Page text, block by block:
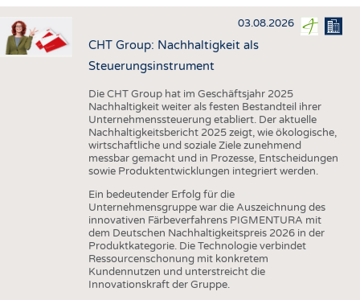
HAUS- UND HEIMTEXTILIEN
BEKLEIDUNG
AUSSCHREIBUNGEN
DTV AUSSCHREIBUNGSDIENST
STATISTICS
ADRESSEN & LINKS
PUBLIKATIONEN
BRANCHENTERMINE
03.08.2026
CHT Group: Nachhaltigkeit als
Steuerungsinstrument
Die CHT Group hat im Geschäftsjahr 2025
Nachhaltigkeit weiter als festen Bestandteil ihrer
Unternehmenssteuerung etabliert. Der aktuelle
Nachhaltigkeitsbericht 2025 zeigt, wie ökologische,
wirtschaftliche und soziale Ziele zunehmend
messbar gemacht und in Prozesse, Entscheidungen
sowie Produktentwicklungen integriert werden.
Ein bedeutender Erfolg für die
Unternehmensgruppe war die Auszeichnung des
innovativen Färbeverfahrens PIGMENTURA mit
dem Deutschen Nachhaltigkeitspreis 2026 in der
Produktkategorie. Die Technologie verbindet
Ressourcenschonung mit konkretem
Kundennutzen und unterstreicht die
Innovationskraft der Gruppe.